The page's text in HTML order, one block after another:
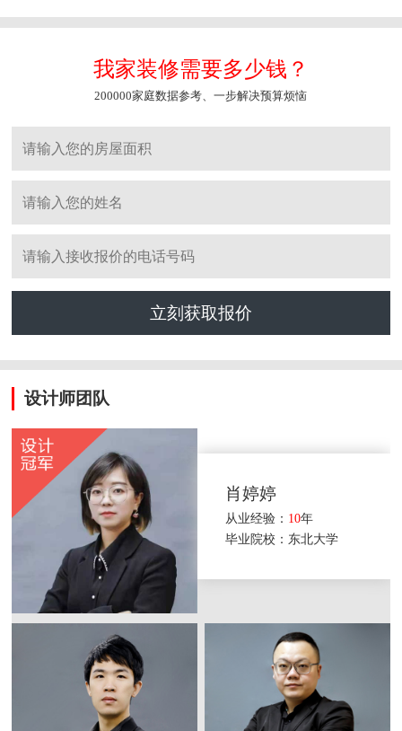
我家装修需要多少钱？
200000家庭数据参考、一步解决预算烦恼
立刻获取报价
设计师团队
肖婷婷
从业经验： 10年
毕业院校：东北大学